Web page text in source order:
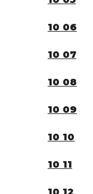
10 06
10 07
10 08
10 09
10 10
10 11